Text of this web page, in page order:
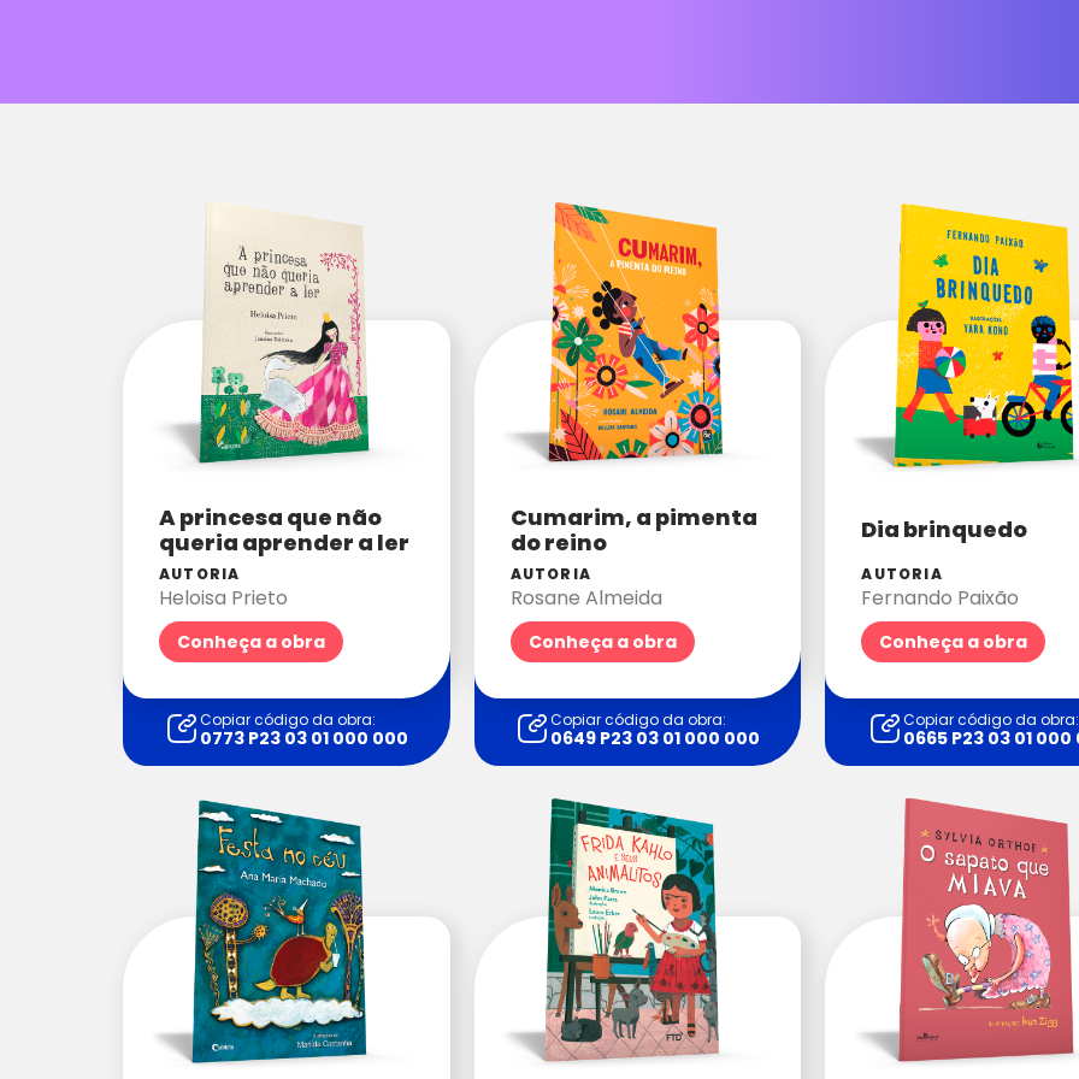
A princesa que não
queria aprender a ler
AUTORIA
Heloisa Prieto
Conheça a obra
Copiar código da obra:
0773 P23 03 01 000 000
Cumarim, a pimenta
do reino
AUTORIA
Rosane Almeida
Conheça a obra
Copiar código da obra:
0649 P23 03 01 000 000
Dia brinquedo
AUTORIA
Fernando Paixão
Conheça a obra
Copiar código da obra:
0665 P23 03 01 000